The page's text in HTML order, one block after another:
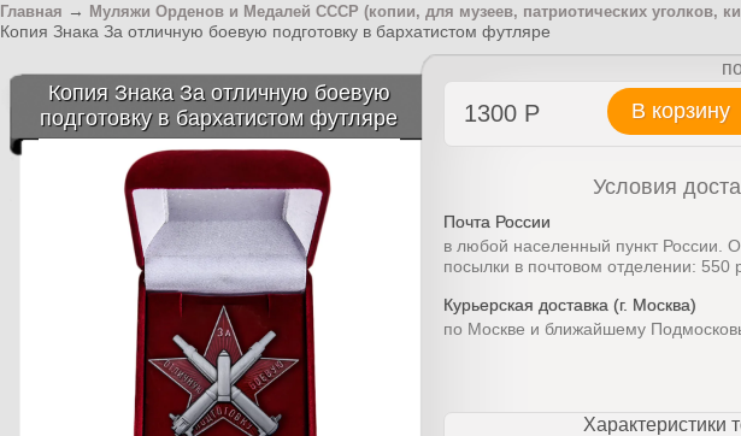
Главная → Муляжи Орденов и Медалей СССР (копии, для музеев, патриотических уголков,
Копия Знака За отличную боевую подготовку в бархатистом футляре
Копия Знака За отличную боевую
подготовку в бархатистом футляре
1300 Р В корзину
Условия
Почта России
в любой населенный пункт России.
посылки в почтовом отделении: 550
Курьерская доставка (г. Москва)
по Москве и ближайшему
Характеристики